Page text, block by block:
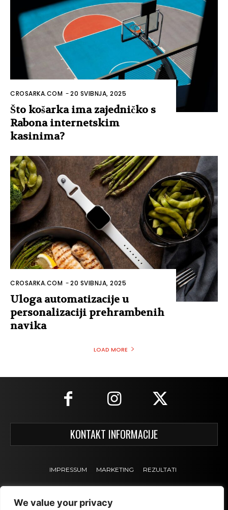
We value your privacy
CROSARKA.COM -20 SVIBNJA, 2025
Što košarka ima zajedničko s
Rabona internetskim
kasinima?
CROSARKA.COM -20 SVIBNJA, 2025
Uloga automatizacije u
personalizaciji prehrambenih
navika
LOAD MORE
KONTAKT INFORMACIJE
IMPRESSUM MARKETING REZULTATI